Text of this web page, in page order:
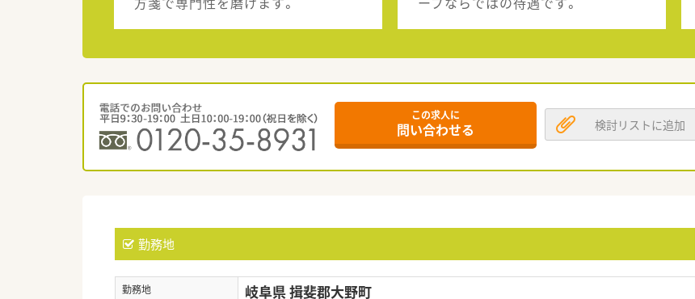
この求人に
問い合わせる 検討リストに追加
勤務地
勤務地 岐阜県 揖斐郡大野町